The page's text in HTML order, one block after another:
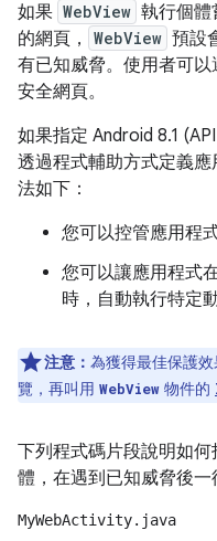
如果 WebView 執行個體
的網頁，
WebView 預設
有已知威脅。使用者可
安全網頁。
如果指定 Android 8.1
透過程式輔助方式定義
法如下：
您可以控管應用程
您可以讓應用程式
時，自動執行特定
注意： 為獲得最佳保護
覽，再叫用 WebView 物件的
下列程式碼片段說明如
體，在遇到已知威脅後一
MyWebActivity.java